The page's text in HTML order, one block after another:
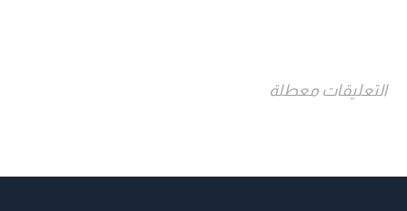
التعليقات معطلة